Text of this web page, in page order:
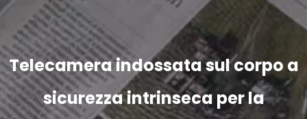
Telecamera indossata sul corpo a
sicurezza intrinseca per la